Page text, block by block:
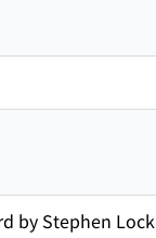
by Stephen Lock